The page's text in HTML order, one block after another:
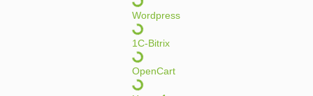
Wordpress
1C-Bitrix
OpenCart